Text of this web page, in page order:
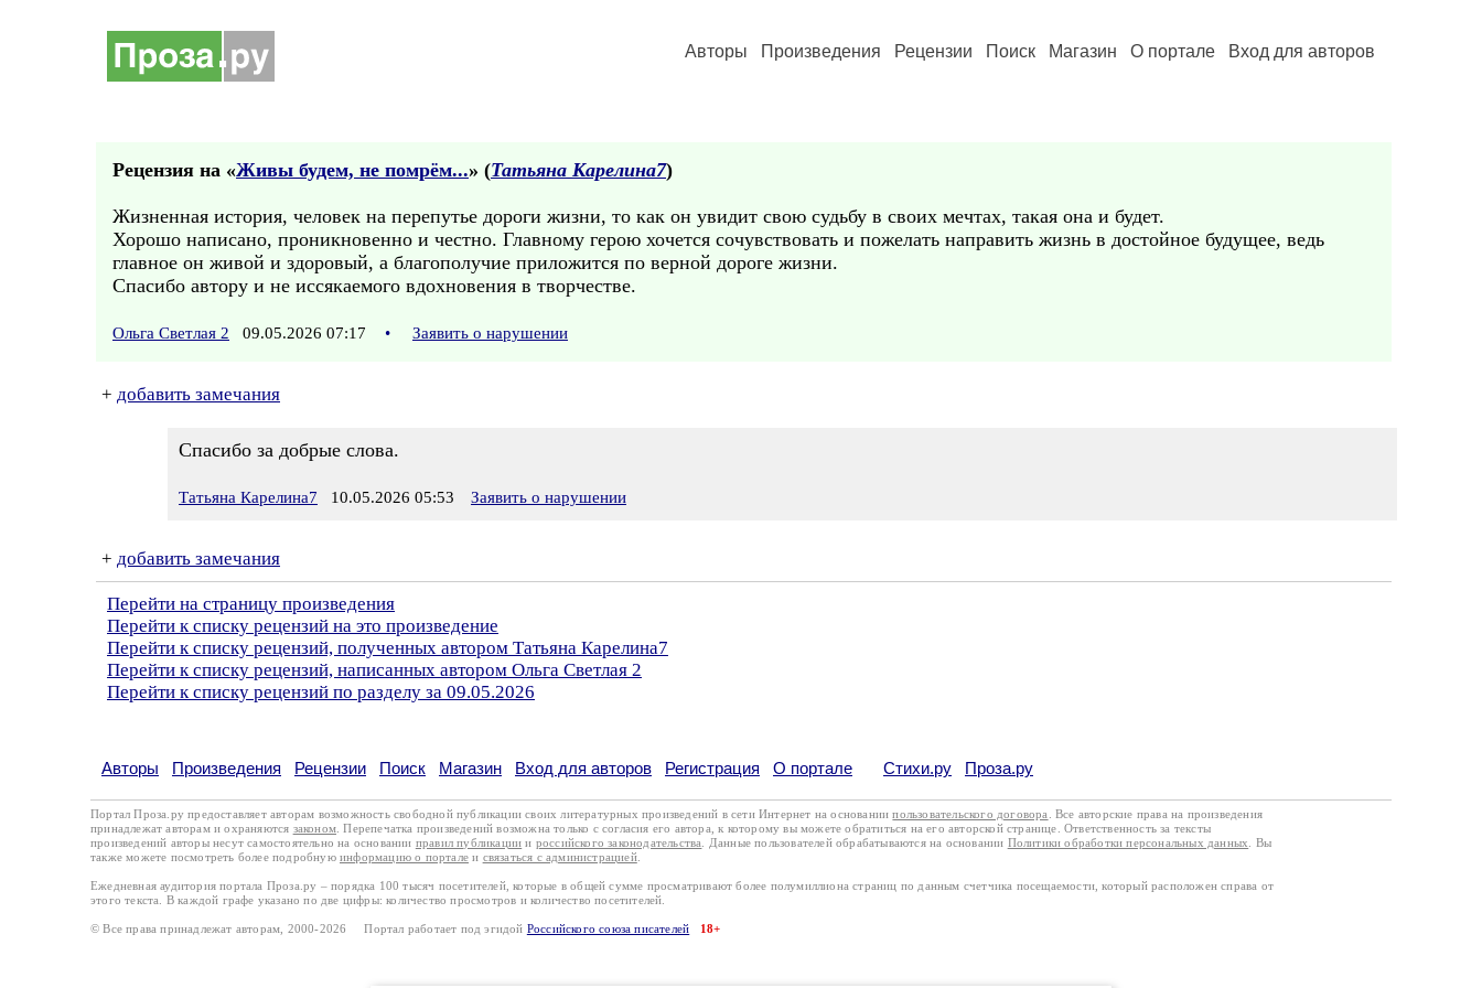
Авторы Произведения Рецензии Поиск Магазин О портале Вход для авторов
Рецензия на «Живы будем, не помрём...» (Татьяна Карелина7)
Жизненная история, человек на перепутье дороги жизни, то как он увидит свою судьбу в своих мечтах, такая она и будет.
Хорошо написано, проникновенно и честно. Главному герою хочется сочувствовать и пожелать направить жизнь в достойное будущее, ведь
главное он живой и здоровый, а благополучие приложится по верной дороге жизни.
Спасибо автору и не иссякаемого вдохновения в творчестве.
Ольга Светлая 2 09.05.2026 07:17 • Заявить о нарушении
+ добавить замечания
Спасибо за добрые слова.
Татьяна Карелина7 10.05.2026 05:53 Заявить о нарушении
+ добавить замечания
Перейти на страницу произведения
Перейти к списку рецензий на это произведение
Перейти к списку рецензий, полученных автором Татьяна Карелина7
Перейти к списку рецензий, написанных автором Ольга Светлая 2
Перейти к списку рецензий по разделу за 09.05.2026
Авторы Произведения Рецензии Поиск Магазин Вход для авторов Регистрация О портале Стихи.ру Проза.ру
Портал Проза.ру предоставляет авторам возможность свободной публикации своих литературных произведений в сети Интернет на основаниипользовательского договора
. Все авторские права на произведения
принадлежат авторам и охраняются законом . Перепечатка произведений возможна только с согласия его автора, к которому вы можете обратиться на его авторской странице. Ответственность за тексты
произведений авторы несут самостоятельно на основании правил публикации и российского законодательства . Данные пользователей обрабатываются на основании Политики обработки персональных данных
. Вы
также можете посмотреть более подробную информацию о портале и связаться с администрацией.
Ежедневная аудитория портала Проза.ру – порядка 100 тысяч посетителей, которые в общей сумме просматривают более полумиллиона страниц по данным счетчика посещаемости, который расположен справа от
этого текста. В каждой графе указано по две цифры: количество просмотров и количество посетителей.
© Все права принадлежат авторам, 2000-2026 Портал работает под эгидой Российского союза писателей 18+